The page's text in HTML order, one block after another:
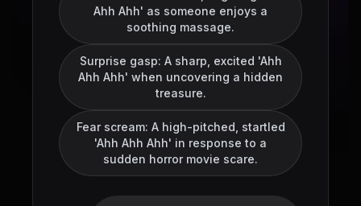
Ahh Ahh' as someone enjoys a
soothing massage.
Surprise gasp: A sharp, excited 'Ahh
Ahh Ahh' when uncovering a hidden
treasure.
Fear scream: A high-pitched, startled
'Ahh Ahh Ahh' in response to a
sudden horror movie scare.